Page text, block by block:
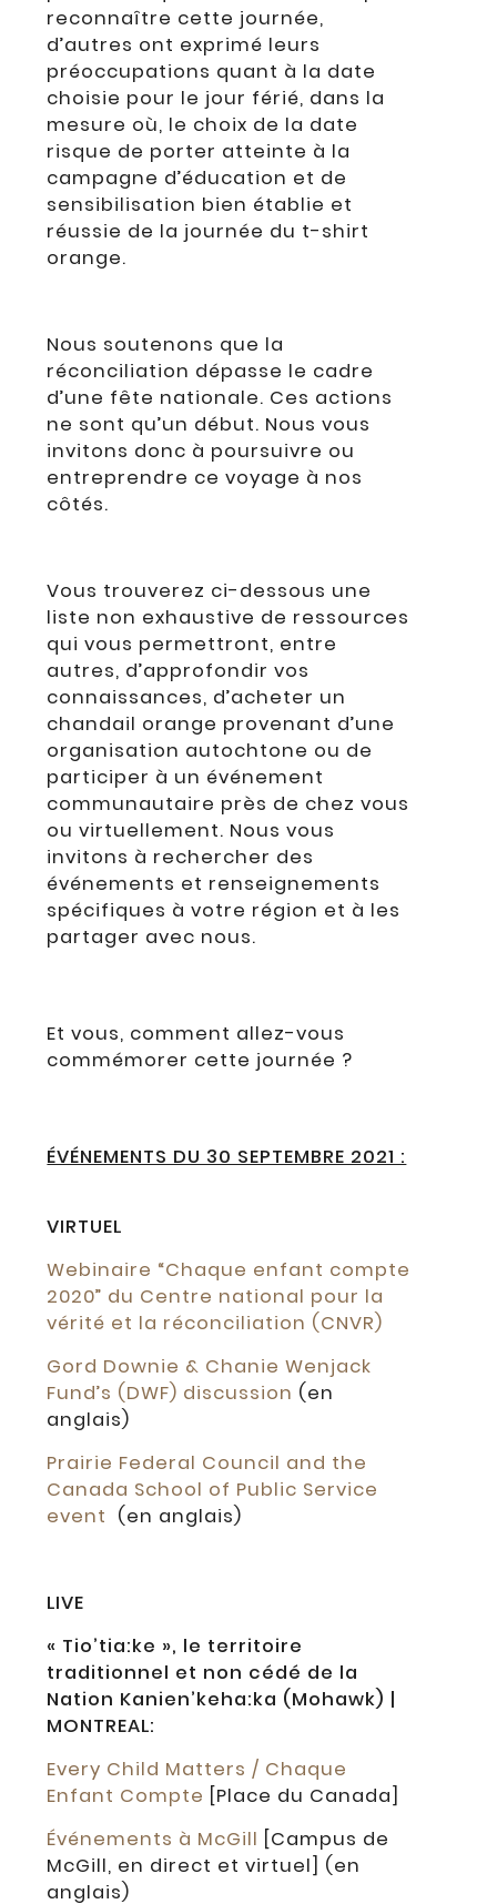
reconnaître cette journée,
d’autres ont exprimé leurs
préoccupations quant à la date
choisie pour le jour férié, dans la
mesure où, le choix de la date
risque de porter atteinte à la
campagne d’éducation et de
sensibilisation bien établie et
réussie de la journée du t-shirt
orange.
Nous soutenons que la
réconciliation dépasse le cadre
d’une fête nationale. Ces actions
ne sont qu’un début. Nous vous
invitons donc à poursuivre ou
entreprendre ce voyage à nos
côtés.
Vous trouverez ci-dessous une
liste non exhaustive de ressources
qui vous permettront, entre
autres, d’approfondir vos
connaissances, d’acheter un
chandail orange provenant d’une
organisation autochtone ou de
participer à un événement
communautaire près de chez vous
ou virtuellement. Nous vous
invitons à rechercher des
événements et renseignements
spécifiques à votre région et à les
partager avec nous.
Et vous, comment allez-vous
commémorer cette journée ?
ÉVÉNEMENTS DU 30 SEPTEMBRE 2021 :
VIRTUEL
Webinaire “Chaque enfant compte
2020” du Centre national pour la
vérité et la réconciliation (CNVR)
Gord Downie & Chanie Wenjack
Fund’s (DWF) discussion (en
anglais)
Prairie Federal Council and the
Canada School of Public Service
event (en anglais)
LIVE
« Tio’tia:ke », le territoire
traditionnel et non cédé de la
Nation Kanien’keha:ka (Mohawk) |
MONTREAL:
Every Child Matters / Chaque
Enfant Compte [Place du Canada]
Événements à McGill [Campus de
McGill, en direct et virtuel] (en
anglais)